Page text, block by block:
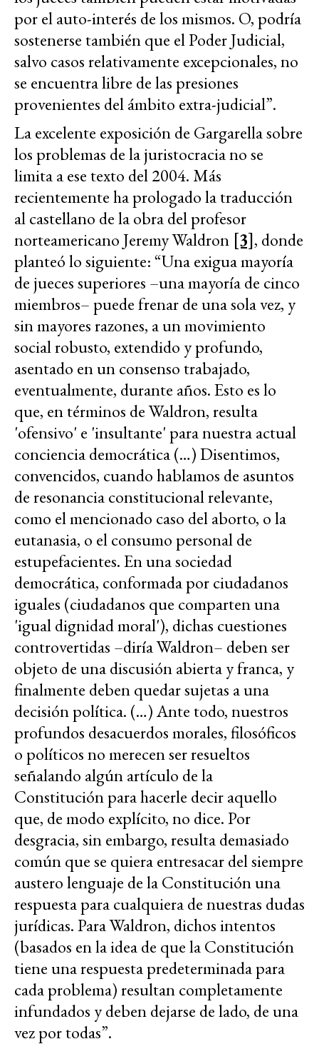
por el auto-interés de los mismos. O, podría
sostenerse también que el Poder Judicial,
salvo casos relativamente excepcionales, no
se encuentra libre de las presiones
provenientes del ámbito extra-judicial”.
La excelente exposición de Gargarella sobre
los problemas de la juristocracia no se
limita a ese texto del 2004. Más
recientemente ha prologado la traducción
al castellano de la obra del profesor
norteamericano Jeremy Waldron [3], donde
planteó lo siguiente: “Una exigua mayoría
de jueces superiores –una mayoría de cinco
miembros– puede frenar de una sola vez, y
sin mayores razones, a un movimiento
social robusto, extendido y profundo,
asentado en un consenso trabajado,
eventualmente, durante años. Esto es lo
que, en términos de Waldron, resulta
'ofensivo' e 'insultante' para nuestra actual
conciencia democrática (…) Disentimos,
convencidos, cuando hablamos de asuntos
de resonancia constitucional relevante,
como el mencionado caso del aborto, o la
eutanasia, o el consumo personal de
estupefacientes. En una sociedad
democrática, conformada por ciudadanos
iguales (ciudadanos que comparten una
'igual dignidad moral'), dichas cuestiones
controvertidas –diría Waldron– deben ser
objeto de una discusión abierta y franca, y
finalmente deben quedar sujetas a una
decisión política. (…) Ante todo, nuestros
profundos desacuerdos morales, filosóficos
o políticos no merecen ser resueltos
señalando algún artículo de la
Constitución para hacerle decir aquello
que, de modo explícito, no dice. Por
desgracia, sin embargo, resulta demasiado
común que se quiera entresacar del siempre
austero lenguaje de la Constitución una
respuesta para cualquiera de nuestras dudas
jurídicas. Para Waldron, dichos intentos
(basados en la idea de que la Constitución
tiene una respuesta predeterminada para
cada problema) resultan completamente
infundados y deben dejarse de lado, de una
vez por todas”.